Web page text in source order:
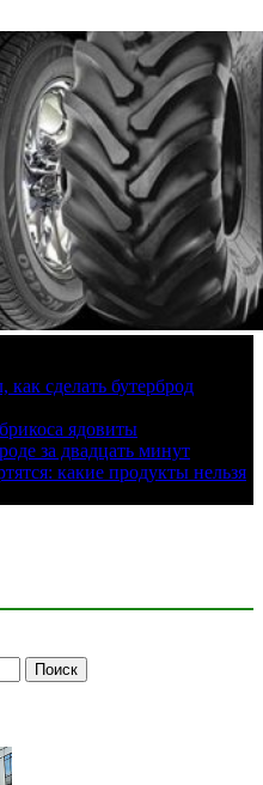
как сделать бутерброд
ядовиты
за двадцать минут
какие продукты нельзя